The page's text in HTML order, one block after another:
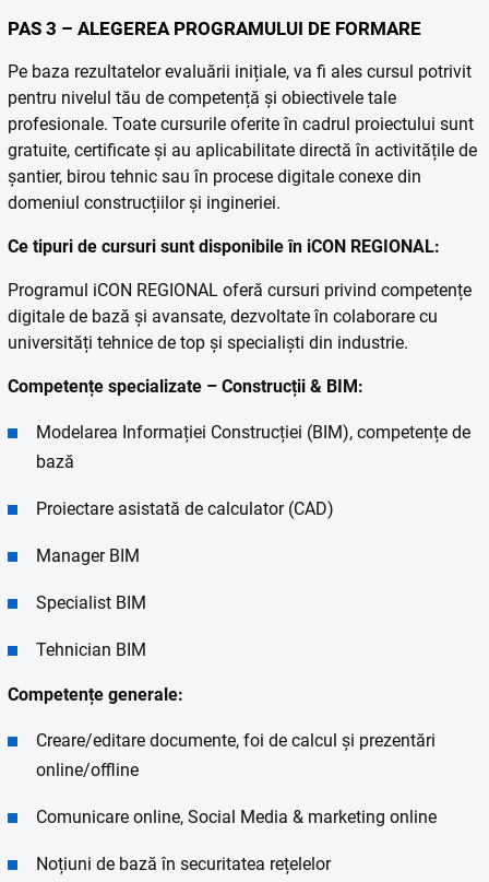
PAS 3 – ALEGEREA PROGRAMULUI DE FORMARE
Pe baza rezultatelor evaluării inițiale, va fi ales cursul potrivit
pentru nivelul tău de competență și obiectivele tale
profesionale. Toate cursurile oferite în cadrul proiectului sunt
gratuite, certificate și au aplicabilitate directă în activitățile de
șantier, birou tehnic sau în procese digitale conexe din
domeniul construcțiilor și ingineriei.
Ce tipuri de cursuri sunt disponibile în iCON REGIONAL:
Programul iCON REGIONAL oferă cursuri privind competențe
digitale de bază și avansate, dezvoltate în colaborare cu
universități tehnice de top și specialiști din industrie.
Competențe specializate – Construcții & BIM:
Modelarea Informației Construcției (BIM), competențe de
bază
Proiectare asistată de calculator (CAD)
Manager BIM
Specialist BIM
Tehnician BIM
Competențe generale:
Creare/editare documente, foi de calcul și prezentări
online/offline
Comunicare online, Social Media & marketing online
Noțiuni de bază în securitatea rețelelor